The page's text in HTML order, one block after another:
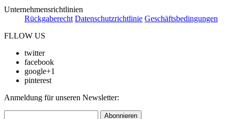
Unternehmensrichtlinien
Rückgaberecht Datenschutzrichtlinie Geschäftsbedingungen
FLLOW US
twitter
facebook
google+1
pinterest
Anmeldung für unseren Newsletter:
Abonnieren